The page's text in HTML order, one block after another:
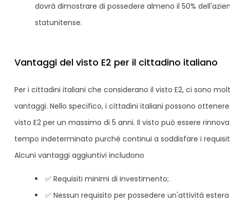
dovrà dimostrare di possedere almeno il 50%
statunitense.
Vantaggi del visto E2 per il cittadino italiano
Per i cittadini italiani che considerano il visto E2, ci sono
vantaggi. Nello specifico, i cittadini italiani possono
visto E2 per un massimo di 5 anni. Il visto può essere
tempo indeterminato purché continui a soddisfare i
Alcuni vantaggi aggiuntivi includono
✅ Requisiti minimi di investimento;
✅ Nessun requisito per possedere un'attività estera